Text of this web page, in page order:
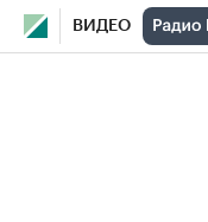
ВИДЕО